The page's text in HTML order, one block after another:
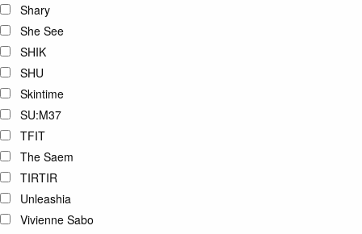
Shary
She See
SHIK
SHU
Skintime
SU:M37
TFIT
The Saem
TIRTIR
Unleashia
Vivienne Sabo